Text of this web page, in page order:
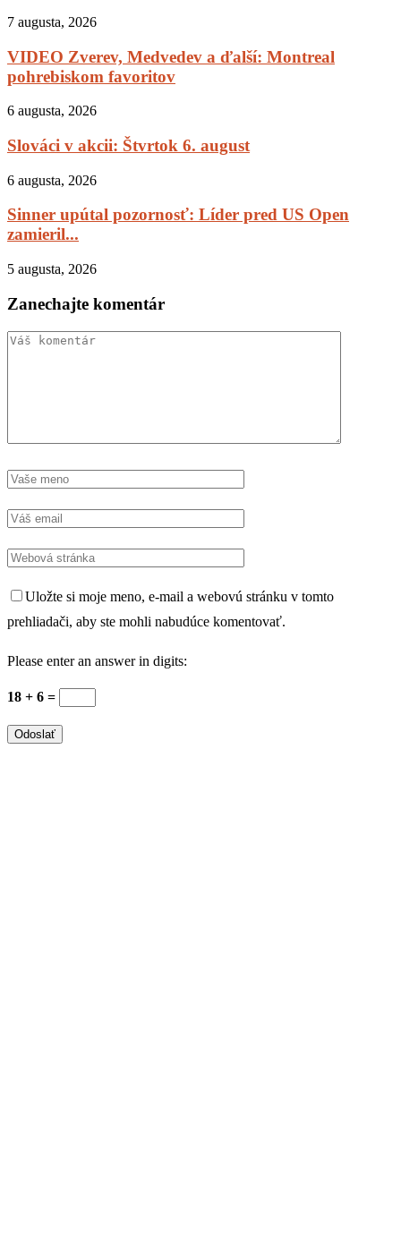
7 augusta, 2026
VIDEO Zverev, Medvedev a ďalší: Montreal
pohrebiskom favoritov
6 augusta, 2026
Slováci v akcii: Štvrtok 6. august
6 augusta, 2026
Sinner upútal pozornosť: Líder pred US Open
zamieril...
5 augusta, 2026
Zanechajte komentár
Uložte si moje meno, e-mail a webovú stránku v tomto
prehliadači, aby ste mohli nabudúce komentovať.
Please enter an answer in digits:
18 + 6 =